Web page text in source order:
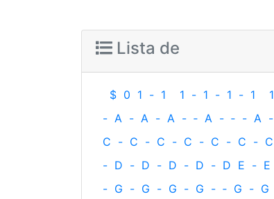
Lista de
$ 0 1 - 1 1 - 1 - 1 - 1 1
- A - A - A - ‐ A - ‐ - A -
C - C - C - C - C - C - C
- D - D - D - D - D E - E
- G - G - G - G - ‐ G - G